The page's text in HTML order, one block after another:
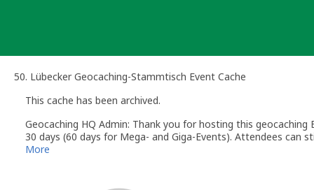
50. Lübecker Geocaching-Stammtisch Event Cache
This cache has been archived.
Geocaching HQ Admin: Thank you for hosting this
30 days (60 days for Mega- and Giga-Events). Attendees can
More